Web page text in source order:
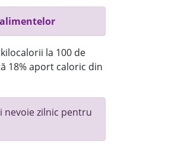
la 100 de
18% aport caloric din
nevoie zilnic pentru